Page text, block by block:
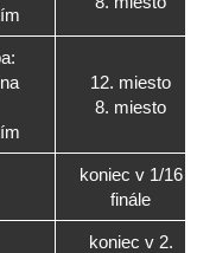
12. miesto
8. miesto
koniec v 1/16
finále
koniec v 2.